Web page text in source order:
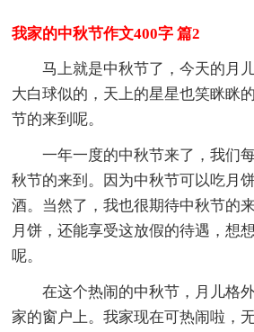
我家的中秋节作文400字 篇2
马上就是中秋节了，今天的月
大白球似的，天上的星星也笑眯眯
节的来到呢。
一年一度的中秋节来了，我们
秋节的来到。因为中秋节可以吃月
酒。当然了，我也很期待中秋节的
月饼，还能享受这放假的待遇，想
呢。
在这个热闹的中秋节，月儿格
家的窗户上。我家现在可热闹啦，